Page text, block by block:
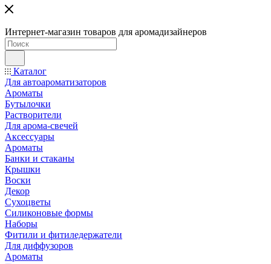
Интернет-магазин товаров для аромадизайнеров
Каталог
Для автоароматизаторов
Ароматы
Бутылочки
Растворители
Для арома-свечей
Аксессуары
Ароматы
Банки и стаканы
Крышки
Воски
Декор
Сухоцветы
Силиконовые формы
Наборы
Фитили и фитиледержатели
Для диффузоров
Ароматы